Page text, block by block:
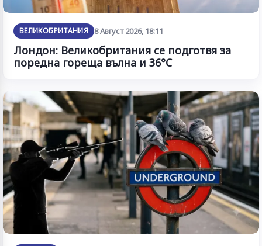
ВЕЛИКОБРИТАНИЯ 8 Август 2026, 18:11
Лондон: Великобритания се подготвя за
поредна гореща вълна и 36°C